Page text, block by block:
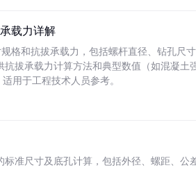
载力详解
格和抗拔承载力，包括螺杆直径、钻孔尺
抗拔承载力计算方法和典型数值（如混凝土
用于工程技术人员参考。
标准尺寸及底孔计算，包括外径、螺距、公